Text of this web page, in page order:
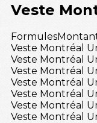
Veste
Formules
Veste Montréal
Veste Montréal
Veste Montréal
Veste Montréal
Veste Montréal
Veste Montréal
Veste Montréal